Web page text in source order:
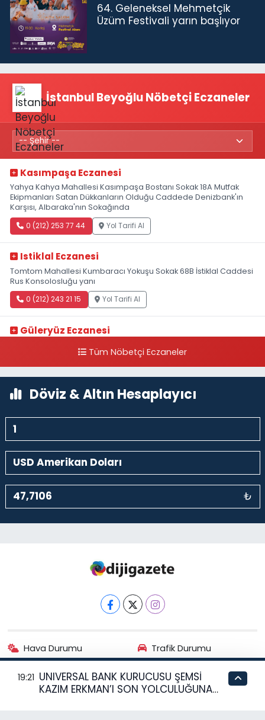
64. Geleneksel Mehmetçik
Üzüm Festivali yarın başlıyor
İstanbul Beyoğlu Nöbetçi Eczaneler
Kasımpaşa Eczanesi
Yahya Kahya Mahallesi Kasımpaşa Bostanı Sokak 18A Mutfak
Ekipmanları Satan Dükkanların Olduğu Caddede Denizbank'ın
Karşısı, Albaraka'nın Sokağında
0 (212) 253 77 44 Yol Tarifi Al
Istiklal Eczanesi
Tomtom Mahallesi Kumbaracı Yokuşu Sokak 68B İstiklal Caddesi
Rus Konsolosluğu yanı
0 (212) 243 21 15 Yol Tarifi Al
Güleryüz Eczanesi
kalaycıbahçe Meydana DoğruTüm Nöbetçi Eczaneler
Döviz & Altın Hesaplayıcı
₺
Hava Durumu Trafik Durumu
Puan Durumu ve Fikstür Tüm Manşetler
19:21 UNIVERSAL BANK KURUCUSU ŞEMSİ
KAZIM ERKMAN’I SON YOLCULUĞUNA